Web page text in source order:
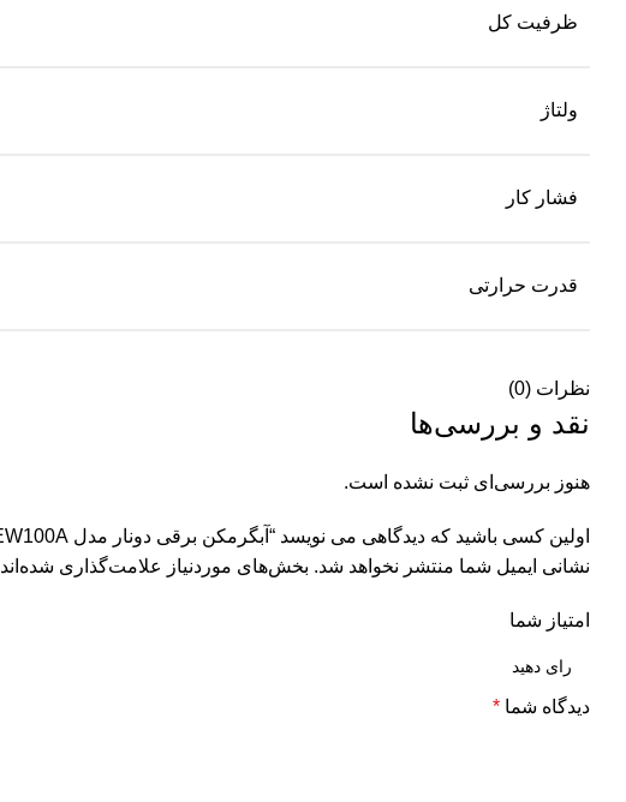
ظرفیت کل
ولتاژ
فشار کار
قدرت حرارتی
نظرات (0)
نقد و بررسی‌ها
هنوز بررسی‌ای ثبت نشده است.
اولین کسی باشید که دیدگاهی می نویسد “آبگرمکن برقی دونار مدل DEW100A”
نشانی ایمیل شما منتشر نخواهد شد. بخش‌های موردنیاز علامت‌گذاری شده‌اند
امتیاز شما
دیدگاه شما *